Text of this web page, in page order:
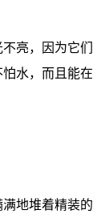
亮，因为它们
水，而且能在
地堆着精装的